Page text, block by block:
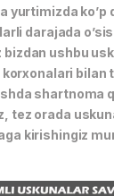
yurtimizda ko’p
darajada
bizdan ushbu
bilan
shartnoma
tez orada
kirishingiz